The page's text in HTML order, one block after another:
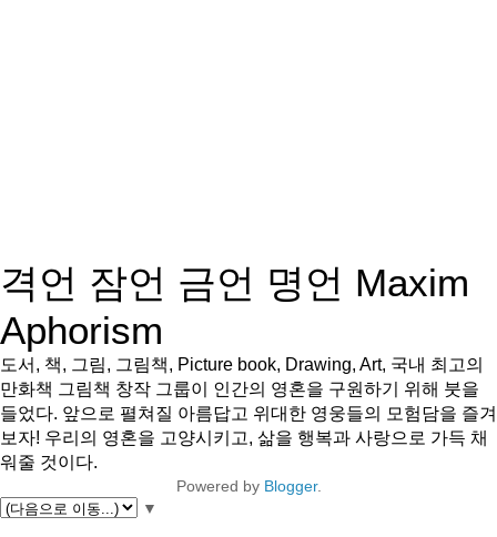
격언 잠언 금언 명언 Maxim
Aphorism
도서, 책, 그림, 그림책, Picture book, Drawing, Art, 국내 최고의
만화책 그림책 창작 그룹이 인간의 영혼을 구원하기 위해 붓을
들었다. 앞으로 펼쳐질 아름답고 위대한 영웅들의 모험담을 즐겨
보자! 우리의 영혼을 고양시키고, 삶을 행복과 사랑으로 가득 채
워줄 것이다.
Powered by Blogger.
▼